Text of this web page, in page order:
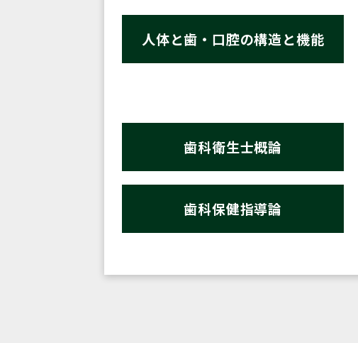
人体と歯・口腔の構造と機能
歯科衛生士概論
歯科保健指導論